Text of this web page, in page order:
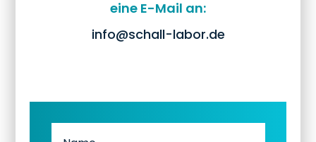
eine E-Mail an:
info@schall-labor.de